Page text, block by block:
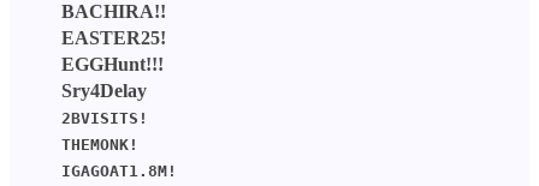
BACHIRA!!
EASTER25!
EGGHunt!!!
Sry4Delay
2BVISITS!
THEMONK!
IGAGOAT1.8M!